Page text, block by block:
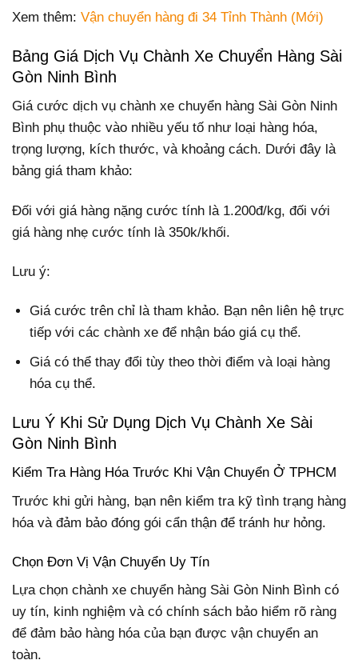
Xem thêm: Vận chuyển hàng đi 34 Tỉnh Thành (Mới)
Bảng Giá Dịch Vụ Chành Xe Chuyển Hàng Sài
Gòn Ninh Bình
Giá cước dịch vụ chành xe chuyển hàng Sài Gòn Ninh
Bình phụ thuộc vào nhiều yếu tố như loại hàng hóa,
trọng lượng, kích thước, và khoảng cách. Dưới đây là
bảng giá tham khảo:
Đối với giá hàng nặng cước tính là 1.200đ/kg, đối với
giá hàng nhẹ cước tính là 350k/khối.
Lưu ý:
Giá cước trên chỉ là tham khảo. Bạn nên liên hệ trực
tiếp với các chành xe để nhận báo giá cụ thể.
Giá có thể thay đổi tùy theo thời điểm và loại hàng
hóa cụ thể.
Lưu Ý Khi Sử Dụng Dịch Vụ Chành Xe Sài
Gòn Ninh Bình
Kiểm Tra Hàng Hóa Trước Khi Vận Chuyển Ở TPHCM
Trước khi gửi hàng, bạn nên kiểm tra kỹ tình trạng hàng
hóa và đảm bảo đóng gói cẩn thận để tránh hư hỏng.
Chọn Đơn Vị Vận Chuyển Uy Tín
Lựa chọn chành xe chuyển hàng Sài Gòn Ninh Bình có
uy tín, kinh nghiệm và có chính sách bảo hiểm rõ ràng
để đảm bảo hàng hóa của bạn được vận chuyển an
toàn.